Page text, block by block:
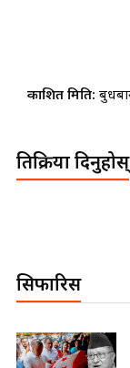
प्रतिक्रिया दिनुहोस्
सिफारिस